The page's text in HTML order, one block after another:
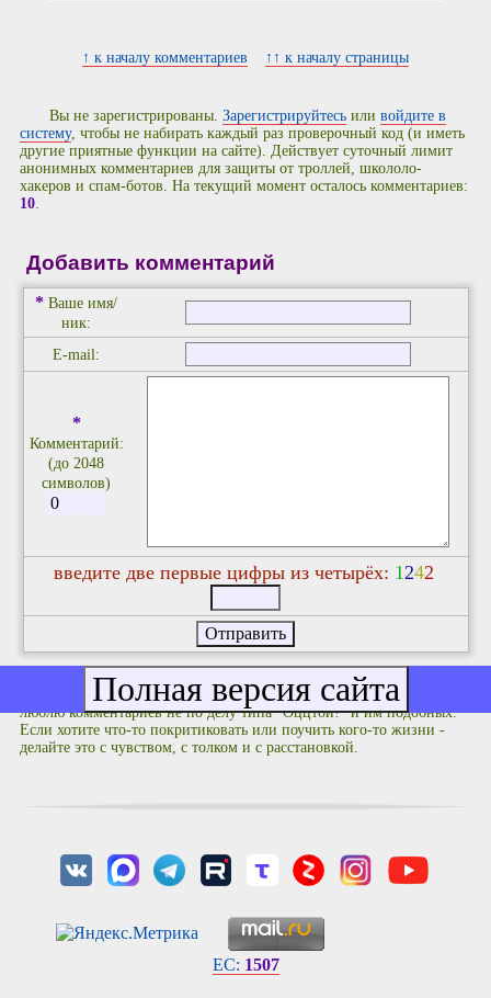
↑ к началу комментариев ↑↑ к началу страницы
Вы не зарегистрированы.Зарегистрируйтесь иливойдите в
систему, чтобы не набирать каждый раз проверочный код (и иметь
другие приятные функции на сайте). Действует суточный лимит
анонимных комментариев для защиты от троллей, школоло-
хакеров и спам-ботов. На текущий момент осталось комментариев:
10.
Добавить комментарий
* Ваше имя/
ник:
E-mail:
*
Комментарий:
(до 2048
символов)
введите две первые цифры из четырёх: 1242
Фулюганствовать не надо: соблюдайте правила приличия. Я не
люблю комментариев не по делу типа "Оццтой!" и им подобных.
Если хотите что-то покритиковать или поучить кого-то жизни -
делайте это с чувством, с толком и с расстановкой.
EC: 1507